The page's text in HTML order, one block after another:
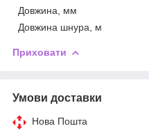
Довжина, мм
Довжина шнура, м
Приховати
Умови доставки
Нова Пошта